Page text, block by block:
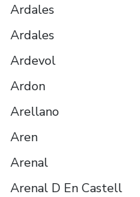
Ardales
Ardales
Ardevol
Ardon
Arellano
Aren
Arenal
Arenal D En Castell